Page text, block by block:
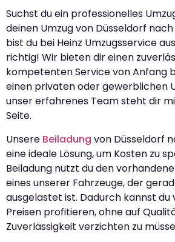
Suchst du ein professionelles
deinen Umzug von Düsseldorf
bist du bei Heinz Umzugsservice
richtig! Wir bieten dir einen
kompetenten Service von Anfang
einen privaten oder gewerblichen
unser erfahrenes Team steht dir
Seite.
Unsere Beiladung von Düsseldorf
eine ideale Lösung, um Kosten zu
Beiladung nutzt du den
eines unserer Fahrzeuge, der
ausgelastet ist. Dadurch kannst du
Preisen profitieren, ohne auf
Zuverlässigkeit verzichten zu